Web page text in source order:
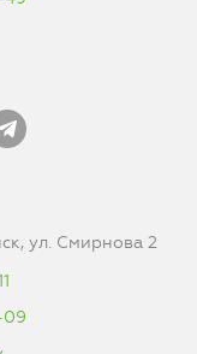
ул. Смирнова 2
09